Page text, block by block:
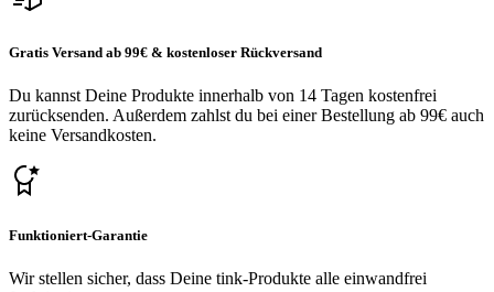
Gratis Versand ab 99€ & kostenloser Rückversand
Du kannst Deine Produkte innerhalb von 14 Tagen kostenfrei
zurücksenden. Außerdem zahlst du bei einer Bestellung ab 99€ auch
keine Versandkosten.
Funktioniert-Garantie
Wir stellen sicher, dass Deine tink-Produkte alle einwandfrei